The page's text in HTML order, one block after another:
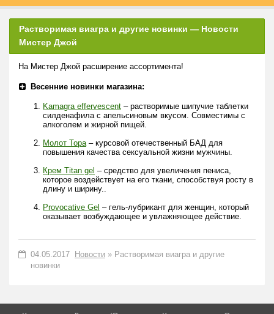
Растворимая виагра и другие новинки — Новости
Мистер Джой
На Мистер Джой расширение ассортимента!
Весенние новинки магазина:
Kamagra effervescent – растворимые шипучие таблетки
силденафила с апельсиновым вкусом. Совместимы с
алкоголем и жирной пищей.
Молот Тора– курсовой отечественный БАД для
повышения качества сексуальной жизни мужчины.
Крем Тitan gel – средство для увеличения пениса,
которое воздействует на его ткани, способствуя росту в
длину и ширину..
Provocative Gel – гель-лубрикант для женщин, который
оказывает возбуждающее и увлажняющее действие.
04.05.2017 Новости » Растворимая виагра и другие
новинки